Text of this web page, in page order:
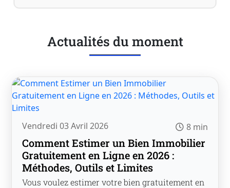
Actualités du moment
Vendredi 03 Avril 2026 8 min
Comment Estimer un Bien Immobilier
Gratuitement en Ligne en 2026 :
Méthodes, Outils et Limites
Vous voulez estimer votre bien gratuitement en